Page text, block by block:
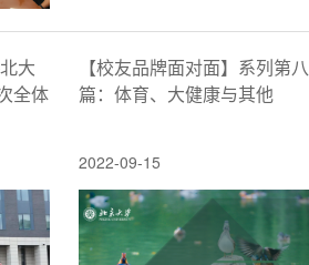
大
全体
【校友品牌面对面】系列第八
篇：体育、大健康与其他
2022-09-15